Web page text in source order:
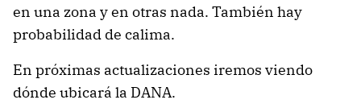
en una zona y en otras nada. También hay
probabilidad de calima.
En próximas actualizaciones iremos viendo
dónde ubicará la DANA.